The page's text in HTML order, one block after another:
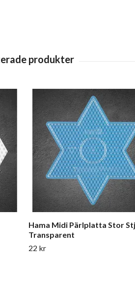
Hama Midi Pärlplatta Stor
Transparent
22 kr